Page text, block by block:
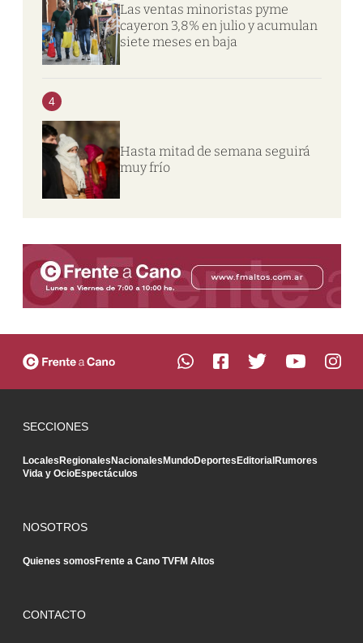
Las ventas minoristas pyme
cayeron 3,8% en julio y acumulan
siete meses en baja
4
Hasta mitad de semana seguirá
muy frío
SECCIONES
LocalesRegionalesNacionalesMundoDeportesEditorialRumores
Vida y OcioEspectáculos
NOSOTROS
Quienes somosFrente a Cano TVFM Altos
CONTACTO